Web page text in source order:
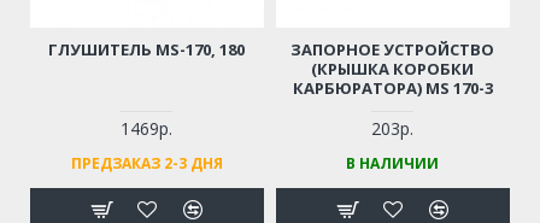
ГЛУШИТЕЛЬ MS-170, 180
1469р.
ПРЕДЗАКАЗ 2-3 ДНЯ
ЗАПОРНОЕ УСТРОЙСТВО
(КРЫШКА КОРОБКИ
КАРБЮРАТОРА) MS 170-3
203р.
В НАЛИЧИИ